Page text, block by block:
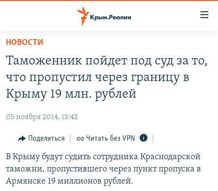
Вернуться
основному
содержанию
Вернутся
главной
навигации
Вернутся
поиску
11 ЛЕТ ОККУПАЦИИ КРЫМА. 11 ИСТОРИЙ СОПРОТИВЛЕНИЯ
ВОДА
ЕЩЕ
ИНТЕРАКТИВ
ИНФОГРАФИКА
ТЕЛЕПРОЕКТ КРЫМ.РЕАЛИИ
РАДІО СВОБОДА
КАК ОБОЙТИ БЛОКИРОВКУ
Українською
НОВОСТИ
Таможенник пойдет под суд за то,
что пропустил через границу в
Крыму 19 млн. рублей
05 ноября 2014, 13:42
Поделиться Читать без VPN
В Крыму будут судить сотрудника Краснодарской
таможни, пропустившего через пункт пропуска в
Армянске 19 миллионов рублей.